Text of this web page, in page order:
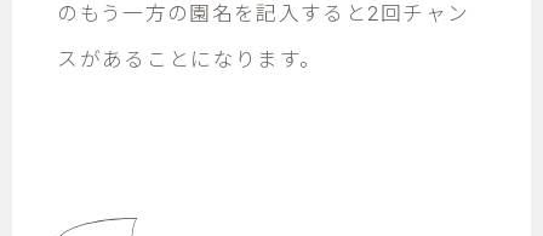
のもう一方の園名を記入すると2回チャン
スがあることになります。